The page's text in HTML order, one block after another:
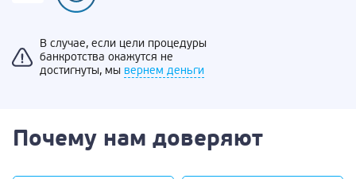
В случае, если цели процедуры
банкротства окажутся не
достигнуты, мы вернем деньги
Почему нам доверяют